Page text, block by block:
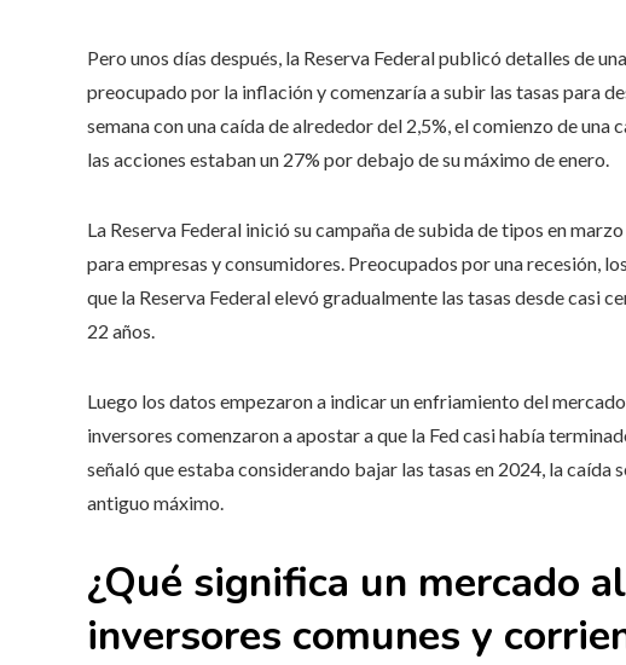
Pero unos días después, la Reserva Federal publicó detalles de
preocupado por la inflación y comenzaría a subir las tasas para
semana con una caída de alrededor del 2,5%, el comienzo de
las acciones estaban un 27% por debajo de su máximo de enero.
La Reserva Federal inició su campaña de subida de tipos en
para empresas y consumidores. Preocupados por una recesión,
que la Reserva Federal elevó gradualmente las tasas desde casi
22 años.
Luego los datos empezaron a indicar un enfriamiento del
inversores comenzaron a apostar a que la Fed casi había
señaló que estaba considerando bajar las tasas en 2024, la caída
antiguo máximo.
¿Qué significa un mercado
inversores comunes y